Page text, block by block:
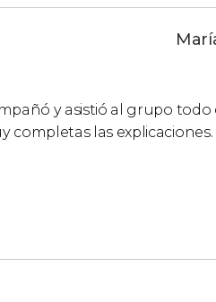
y asistió al grupo
completas las explicaciones.